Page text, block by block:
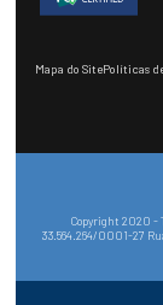
Mapa do SitePolíticas
Copyright 2020 -
33.564.264/0001-27